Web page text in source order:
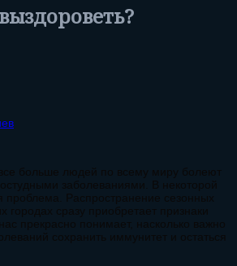
больше людей по всему миру болеют
заболеваниями. В некоторой
проблема. Распространение сезонных
городах сразу приобретает признаки
прекрасно понимает, насколько важно
сохранить иммунитет и остаться